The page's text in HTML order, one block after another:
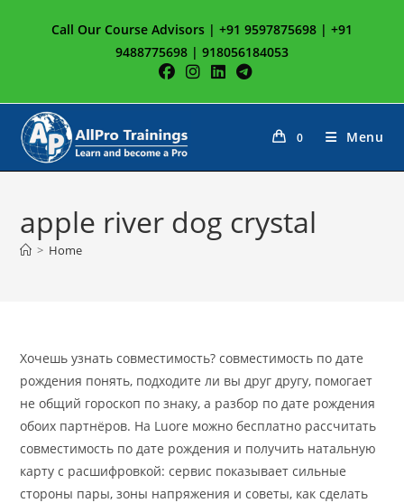
Call Our Course Advisors | +91 9597875698 | +91
9488775698 | 918056184053
0 Menu
apple river dog crystal
> Home
Хочешь узнать совместимость? совместимость по дате
рождения понять, подходите ли вы друг другу, помогает
не общий гороскоп по знаку, а разбор по дате рождения
обоих партнёров. На Luore можно бесплатно рассчитать
совместимость по дате рождения и получить натальную
карту с расшифровкой: сервис показывает сильные
стороны пары, зоны напряжения и советы, как сделать